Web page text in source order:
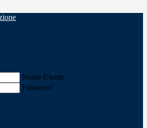
Nome Utente
Password